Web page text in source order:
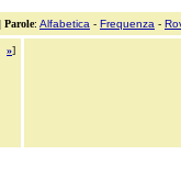
Parole: Alfabetica - Frequenza -
»]